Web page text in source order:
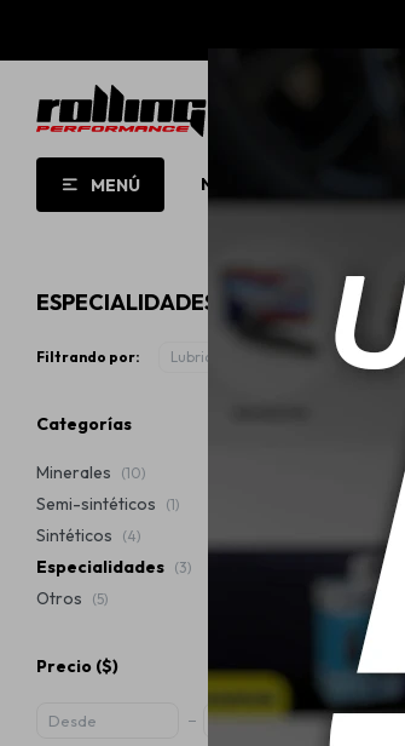
MENÚ NUEVO!
ESPECIALIDADES MOBIL Y MOTHERS
Filtrando por: Lubricantes Especialidades
Categorías
Minerales (10)
Semi-sintéticos (1)
Sintéticos (4)
Especialidades (3)
Otros (5)
Precio ($)